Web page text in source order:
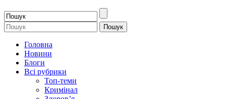
Головна
Новини
Блоги
Всі рубрики
Топ-теми
Кримінал